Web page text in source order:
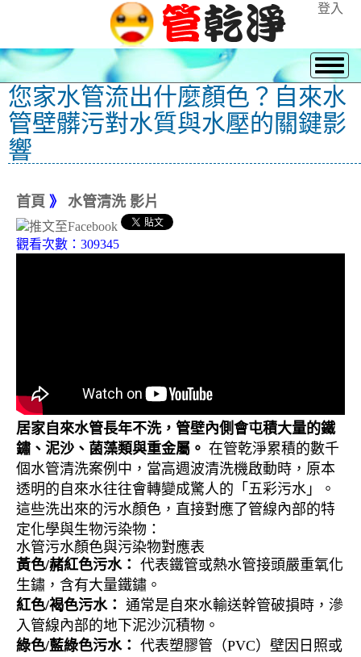
登入
您家水管流出什麼顏色？自來水
管壁髒污對水質與水壓的關鍵影
響
首頁 》 水管清洗 影片
觀看次數：309345
居家自來水管長年不洗，管壁內側會屯積大量的鐵
鏽、泥沙、菌藻類與重金屬。 在管乾淨累積的數千
個水管清洗案例中，當高週波清洗機啟動時，原本
透明的自來水往往會轉變成驚人的「五彩污水」。
這些洗出來的污水顏色，直接對應了管線內部的特
定化學與生物污染物：
水管污水顏色與污染物對應表
黃色/赭紅色污水： 代表鐵管或熱水管接頭嚴重氧化
生鏽，含有大量鐵鏽。
紅色/褐色污水： 通常是自來水輸送幹管破損時，滲
入管線內部的地下泥沙沉積物。
綠色/藍綠色污水： 代表塑膠管（PVC）壁因日照或